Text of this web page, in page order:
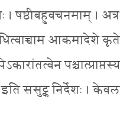
। षष्ठीबहुवचनमाम् ।
ससुट्क निर्देशः ।